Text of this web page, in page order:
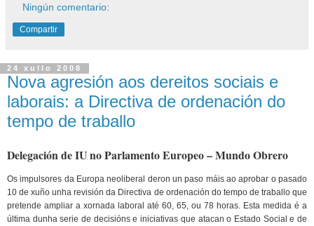
Ningún comentario:
Compartir
24 xullo 2008
Nova agresión aos dereitos sociais e
laborais: a Directiva de ordenación do
tempo de traballo
Delegación de IU no Parlamento Europeo – Mundo Obrero
Os impulsores da Europa neoliberal deron un paso máis ao aprobar o pasado
10 de xuño unha revisión da Directiva de ordenación do tempo de traballo que
pretende ampliar a xornada laboral até 60, 65, ou 78 horas. Esta medida é a
última dunha serie de decisións e iniciativas que atacan o Estado Social e de